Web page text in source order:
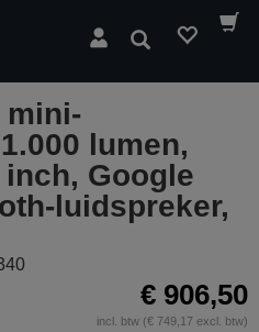
Zoeken
mini-
lumen,
Google
luidspreker,
€ 906,50
incl. btw (€ 749,17 excl. btw)